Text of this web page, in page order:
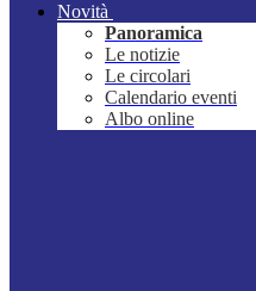
Novità
Panoramica
Le notizie
Le circolari
Calendario eventi
Albo online